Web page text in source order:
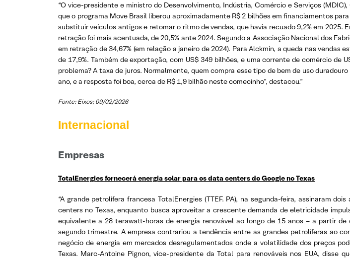
“O vice-presidente e ministro do Desenvolvimento, Indústria, Comércio e Serviços
que o programa Move Brasil liberou aproximadamente R$ 2 bilhões em financiamentos
substituir veículos antigos e retomar o ritmo de vendas, que havia recuado 9,2% em
retração foi mais acentuada, de 20,5% ante 2024. Segundo a Associação Nacional dos
em retração de 34,67% (em relação a janeiro de 2024). Para Alckmin, a queda nas
de 17,9%. Também de exportação, com US$ 349 bilhões, e uma corrente de comércio
problema? A taxa de juros. Normalmente, quem compra esse tipo de bem de uso
ano, e a resposta foi boa, cerca de R$ 1,9 bilhão neste comecinho”, destacou.”
Fonte: Eixos; 09/02/2026
Internacional
Empresas
TotalEnergies fornecerá energia solar para os data centers do Google no Texas
“A grande petrolífera francesa TotalEnergies (TTEF. PA), na segunda-feira, assinaram
centers no Texas, enquanto busca aproveitar a crescente demanda de eletricidade
equivalente a 28 terawatt-horas de energia renovável ao longo de 15 anos – a partir
segundo trimestre. A empresa contrariou a tendência entre as grandes petrolíferas ao
negócio de energia em mercados desregulamentados onde a volatilidade dos preços
Texas. Marc-Antoine Pignon, vice-presidente da Total para renováveis nos EUA,